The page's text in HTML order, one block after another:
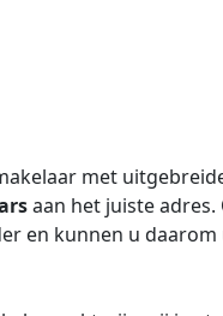
met
aan het juiste
en kunnen u